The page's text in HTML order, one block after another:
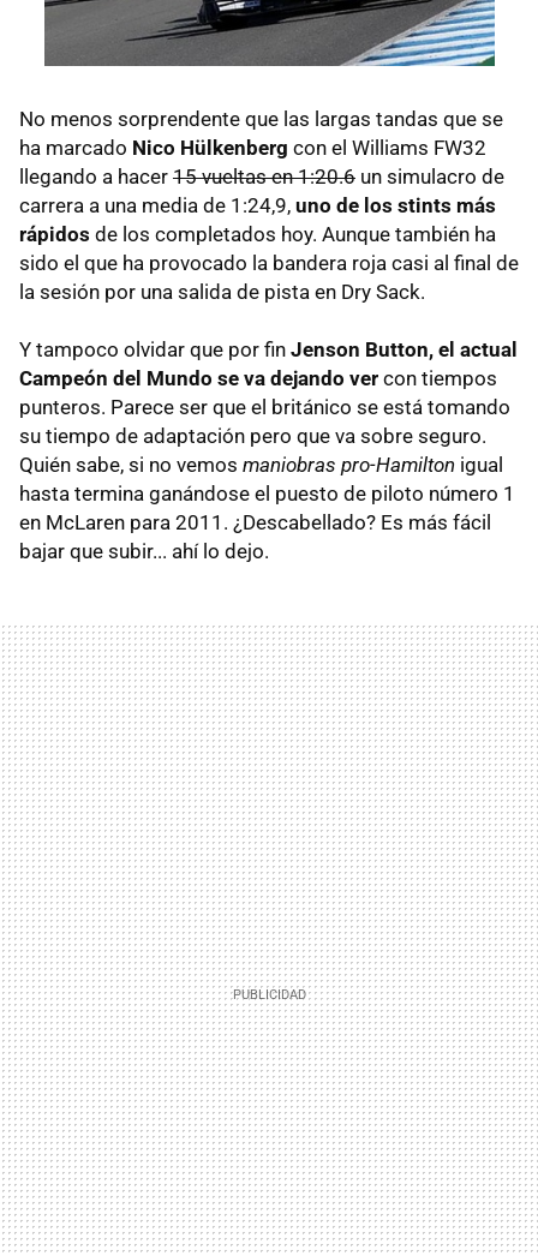
No menos sorprendente que las largas tandas que se
ha marcado Nico Hülkenberg con el Williams FW32
llegando a hacer 15 vueltas en 1:20.6 un simulacro de
carrera a una media de 1:24,9, uno de los stints más
rápidos de los completados hoy. Aunque también ha
sido el que ha provocado la bandera roja casi al final de
la sesión por una salida de pista en Dry Sack.
Y tampoco olvidar que por fin Jenson Button, el actual
Campeón del Mundo se va dejando ver con tiempos
punteros. Parece ser que el británico se está tomando
su tiempo de adaptación pero que va sobre seguro.
Quién sabe, si no vemos maniobras pro-Hamilton igual
hasta termina ganándose el puesto de piloto número 1
en McLaren para 2011. ¿Descabellado? Es más fácil
bajar que subir... ahí lo dejo.